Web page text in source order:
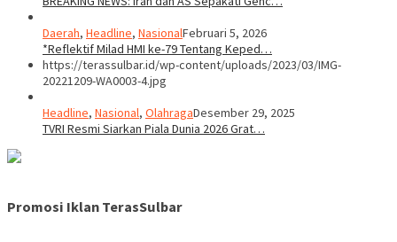
Daerah, Headline, NasionalFebruari 5, 2026
*Reflektif Milad HMI ke-79 Tentang Keped…
https://terassulbar.id/wp-content/uploads/2023/03/IMG-
20221209-WA0003-4.jpg
Headline, Nasional, OlahragaDesember 29, 2025
TVRI Resmi Siarkan Piala Dunia 2026 Grat…
Promosi Iklan TerasSulbar